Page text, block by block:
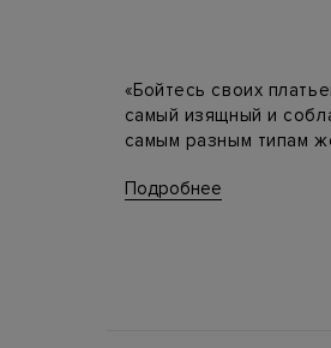
«Бойтесь своих
самый изящный и
самым разным типам
Подробнее